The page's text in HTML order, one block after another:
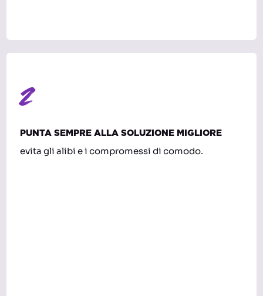
2
PUNTA SEMPRE ALLA SOLUZIONE MIGLIORE
evita gli alibi e i compromessi di comodo.